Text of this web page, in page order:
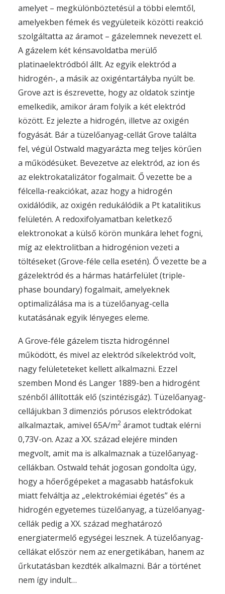
amelyet – megkülönböztetésül a többi elemtől,
amelyekben fémek és vegyületeik közötti reakció
szolgáltatta az áramot – gázelemnek nevezett el.
A gázelem két kénsavoldatba merülő
platinaelektródból állt. Az egyik elektród a
hidrogén-, a másik az oxigéntartályba nyúlt be.
Grove azt is észrevette, hogy az oldatok szintje
emelkedik, amikor áram folyik a két elektród
között. Ez jelezte a hidrogén, illetve az oxigén
fogyását. Bár a tüzelőanyag-cellát Grove találta
fel, végül Ostwald magyarázta meg teljes körűen
a működésüket. Bevezetve az elektród, az ion és
az elektrokatalizátor fogalmait. Ő vezette be a
félcella-reakciókat, azaz hogy a hidrogén
oxidálódik, az oxigén redukálódik a Pt katalitikus
felületén. A redoxifolyamatban keletkező
elektronokat a külső körön munkára lehet fogni,
míg az elektrolitban a hidrogénion vezeti a
töltéseket (Grove-féle cella esetén). Ő vezette be a
gázelektród és a hármas határfelület (triple-
phase boundary) fogalmait, amelyeknek
optimalizálása ma is a tüzelőanyag-cella
kutatásának egyik lényeges eleme.
A Grove-féle gázelem tiszta hidrogénnel
működött, és mivel az elektród síkelektród volt,
nagy felületeteket kellett alkalmazni. Ezzel
szemben Mond és Langer 1889-ben a hidrogént
szénből állították elő (szintézisgáz). Tüzelőanyag-
cellájukban 3 dimenziós pórusos elektródokat
alkalmaztak, amivel 65A/m2 áramot tudtak elérni
0,73V-on. Azaz a XX. század elejére minden
megvolt, amit ma is alkalmaznak a tüzelőanyag-
cellákban. Ostwald tehát jogosan gondolta úgy,
hogy a hőerőgépeket a magasabb hatásfokuk
miatt felváltja az „elektrokémiai égetés” és a
hidrogén egyetemes tüzelőanyag, a tüzelőanyag-
cellák pedig a XX. század meghatározó
energiatermelő egységei lesznek. A tüzelőanyag-
cellákat először nem az energetikában, hanem az
űrkutatásban kezdték alkalmazni. Bár a történet
nem így indult…